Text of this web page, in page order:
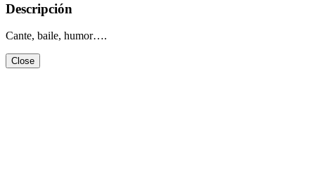
Descripción
Cante, baile, humor….
Close